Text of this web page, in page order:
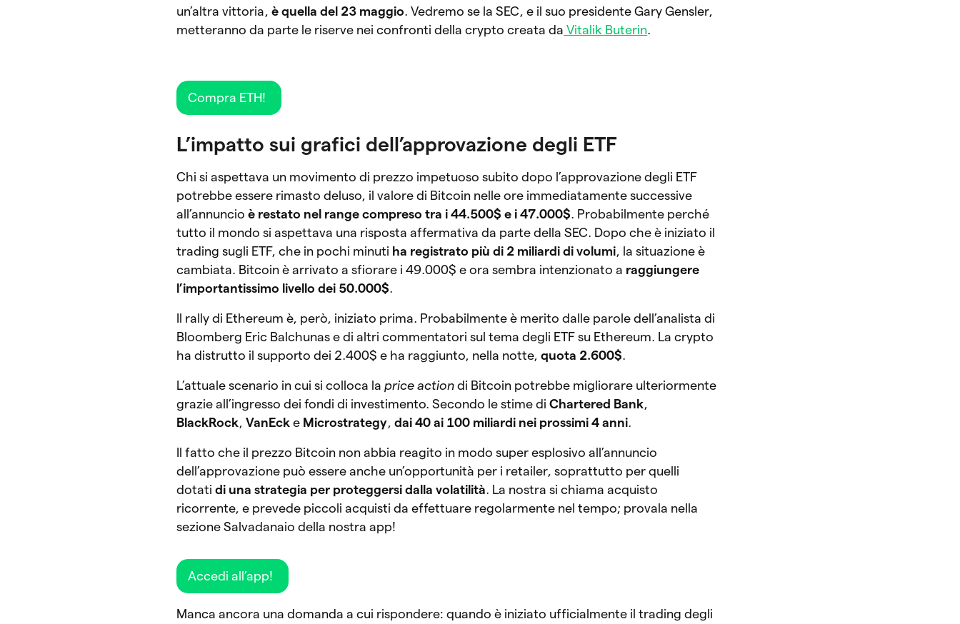
un’altra vittoria,è quella del 23 maggio . Vedremo se la SEC, e il suo presidente Gary Gensler,
metteranno da parte le riserve nei confronti della crypto creata da Vitalik Buterin
Compra ETH!
L’impatto sui grafici dell’approvazione degli ETF
Chi si aspettava un movimento di prezzo impetuoso subito dopo l’approvazione degli ETF
potrebbe essere rimasto deluso, il valore di Bitcoin nelle ore immediatamente successive
all’annuncioè restato nel range compreso tra i 44.500$ e i 47.000$ . Probabilmente perché
tutto il mondo si aspettava una risposta affermativa da parte della SEC. Dopo che è iniziato il
trading sugli ETF, che in pochi minuti ha registrato più di 2 miliardi di volumi , la situazione è
cambiata. Bitcoin è arrivato a sfiorare i 49.000$ e ora sembra intenzionato a raggiungere
l’importantissimo livello dei 50.000$
Il rally di Ethereum è, però, iniziato prima. Probabilmente è merito dalle parole dell’analista di
Bloomberg Eric Balchunas e di altri commentatori sul tema degli ETF su Ethereum. La crypto
ha distrutto il supporto dei 2.400$ e ha raggiunto, nella notte, quota 2.600$
L’attuale scenario in cui si colloca la price action di Bitcoin potrebbe migliorare ulteriormente
grazie all’ingresso dei fondi di investimento. Secondo le stime diChartered Bank
BlackRock VanEck e Microstrategy ,dai 40 ai 100 miliardi nei prossimi 4 anni
Il fatto che il prezzo Bitcoin non abbia reagito in modo super esplosivo all’annuncio
dell’approvazione può essere anche un’opportunità per i retailer, soprattutto per quelli
dotatidi una strategia per proteggersi dalla volatilità . La nostra si chiama acquisto
ricorrente, e prevede piccoli acquisti da effettuare regolarmente nel tempo; provala nella
sezione Salvadanaio della nostra app!
Accedi all’app!
Manca ancora una domanda a cui rispondere: quando è iniziato ufficialmente il trading degli